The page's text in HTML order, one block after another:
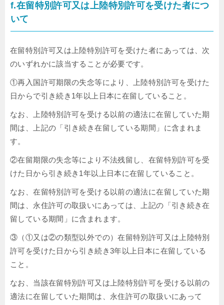
f.在留特別許可又は上陸特別許可を受けた者につ
いて
在留特別許可又は上陸特別許可を受けた者にあっては、次
のいずれかに該当することが必要です。
①再入国許可期限の失念等により、上陸特別許可を受けた
日からで引き続き1年以上日本に在留していること。
なお、上陸特別許可を受ける以前の適法に在留していた期
間は、上記の「引き続き在留している期間」に含まれま
す。
②在留期限の失念等により不法残留し、在留特別許可を受
けた日から引き続き1年以上日本に在留していること。
なお、在留特別許可を受ける以前の適法に在留していた期
間は、永住許可の取扱いにあっては、上記の「引き続き在
留している期間」に含まれます。
③（①又は②の類型以外での）在留特別許可又は上陸特別
許可を受けた日から引き続き3年以上日本に在留している
こと。
なお、当該在留特別許可又は上陸特別許可を受ける以前の
適法に在留していた期間は、永住許可の取扱いにあって